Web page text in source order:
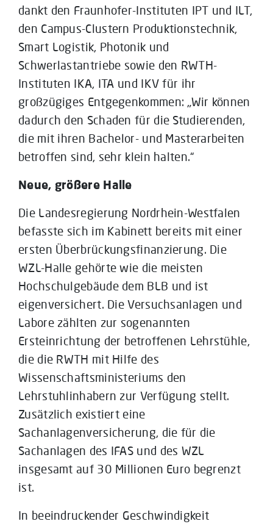
dankt den Fraunhofer-Instituten IPT und ILT,
den Campus-Clustern Produktionstechnik,
Smart Logistik, Photonik und
Schwerlastantriebe sowie den RWTH-
Instituten IKA, ITA und IKV für ihr
großzügiges Entgegenkommen: „Wir können
dadurch den Schaden für die Studierenden,
die mit ihren Bachelor- und Masterarbeiten
betroffen sind, sehr klein halten.“
Neue, größere Halle
Die Landesregierung Nordrhein-Westfalen
befasste sich im Kabinett bereits mit einer
ersten Überbrückungsfinanzierung. Die
WZL-Halle gehörte wie die meisten
Hochschulgebäude dem BLB und ist
eigenversichert. Die Versuchsanlagen und
Labore zählten zur sogenannten
Ersteinrichtung der betroffenen Lehrstühle,
die die RWTH mit Hilfe des
Wissenschaftsministeriums den
Lehrstuhlinhabern zur Verfügung stellt.
Zusätzlich existiert eine
Sachanlagenversicherung, die für die
Sachanlagen des IFAS und des WZL
insgesamt auf 30 Millionen Euro begrenzt
ist.
In beeindruckender Geschwindigkeit